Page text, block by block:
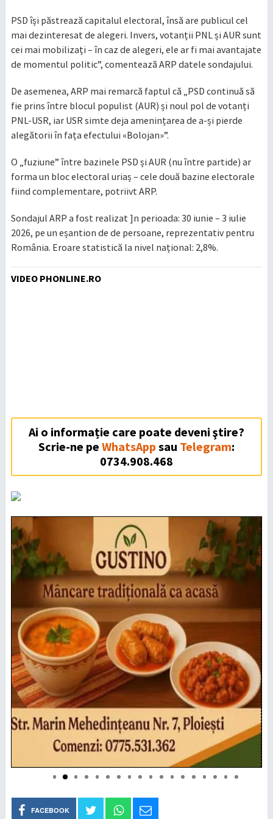
PSD își păstrează capitalul electoral, însă are publicul cel
mai dezinteresat de alegeri. Invers, votanții PNL și AUR sunt
cei mai mobilizați – în caz de alegeri, ele ar fi mai avantajate
de momentul politic”, comentează ARP datele sondajului.
De asemenea, ARP mai remarcă faptul că „PSD continuă să
fie prins între blocul populist (AUR) și noul pol de votanți
PNL-USR, iar USR simte deja amenințarea de a-și pierde
alegătorii în fața efectului «Bolojan»”.
O „fuziune” între bazinele PSD și AUR (nu între partide) ar
forma un bloc electoral uriaș – cele două bazine electorale
fiind complementare, potriivt ARP.
Sondajul ARP a fost realizat ]n perioada: 30 iunie – 3 iulie
2026, pe un eșantion de de persoane, reprezentativ pentru
România. Eroare statistică la nivel național: 2,8%.
VIDEO PHONLINE.RO
Ai o informație care poate deveni ştire?
Scrie-ne pe WhatsApp sau Telegram:
0734.908.468
FACEBOOK